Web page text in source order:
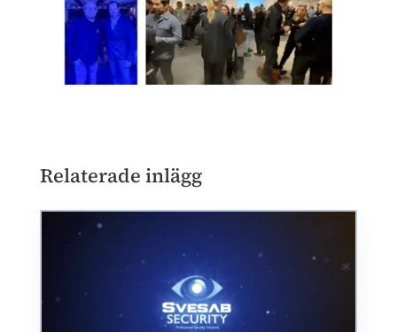
Relaterade inlägg